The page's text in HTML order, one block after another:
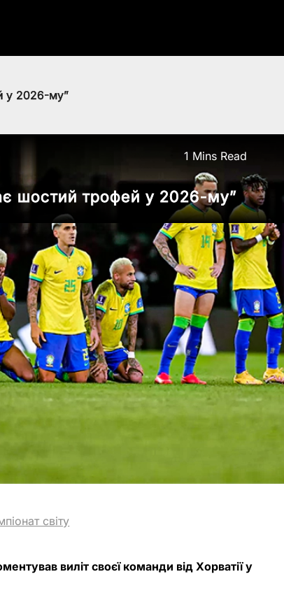
у 2026-му”
1 Mins Read
шостий трофей у 2026-му”
світу
виліт своєї команди від Хорватії у